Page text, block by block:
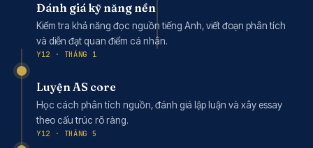
Đánh giá kỹ năng nền
Kiểm tra khả năng đọc nguồn tiếng Anh, viết đoạn phân tích
và diễn đạt quan điểm cá nhân.
Y12 · THÁNG 1
Luyện AS core
Học cách phân tích nguồn, đánh giá lập luận và xây essay
theo cấu trúc rõ ràng.
Y12 · THÁNG 5